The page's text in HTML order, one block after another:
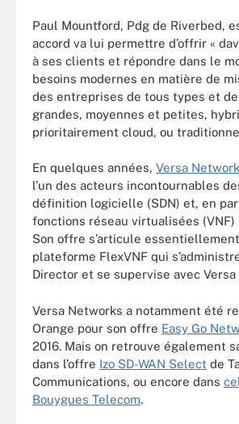
Paul Mountford, Pdg de Riverbed,
accord va lui permettre d’offrir «
à ses clients et répondre dans le
besoins modernes en matière de
des entreprises de tous types et
grandes, moyennes et petites,
prioritairement cloud, ou
En quelques années, Versa
l’un des acteurs incontournables
définition logicielle (SDN) et, en
fonctions réseau virtualisées (VNF)
Son offre s’articule
plateforme FlexVNF qui
Director et se supervise avec
Versa Networks a notamment été
Orange pour son offre Easy Go
2016. Mais on retrouve également
dans l’offre Izo SD-WAN Select de
Communications, ou encore dans
Bouygues Telecom.